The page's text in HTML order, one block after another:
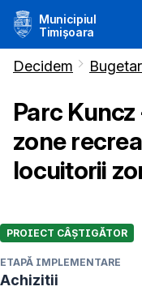
Municipiul
Timișoara
Decidem
Parc
zone
locuitorii
PROIECT CÂȘTIGĂTOR
ETAPĂ IMPLEMENTARE
Achizitii